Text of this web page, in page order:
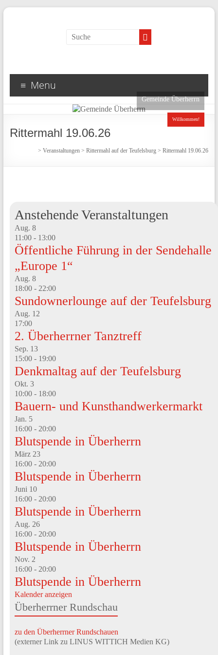
Menu
Gemeinde Überherrn
Willkommen!
Rittermahl 19.06.26
>Veranstaltungen >Rittermahl auf der Teufelsburg >Rittermahl 19.06.26
Anstehende Veranstaltungen
Aug. 8
11:00- 13:00
Öffentliche Führung in der Sendehalle
„Europe 1“
Aug. 8
18:00- 22:00
Sundownerlounge auf der Teufelsburg
Aug. 12
17:00
2. Überherrner Tanztreff
Sep. 13
15:00- 19:00
Denkmaltag auf der Teufelsburg
Okt. 3
10:00- 18:00
Bauern- und Kunsthandwerkermarkt
Jan. 5
16:00- 20:00
Blutspende in Überherrn
März 23
16:00- 20:00
Blutspende in Überherrn
Juni 10
16:00- 20:00
Blutspende in Überherrn
Aug. 26
16:00- 20:00
Blutspende in Überherrn
Nov. 2
16:00- 20:00
Blutspende in Überherrn
Kalender anzeigen
Überherrner Rundschau
zu den Überherrner Rundschauen
(externer Link zu LINUS WITTICH Medien KG)